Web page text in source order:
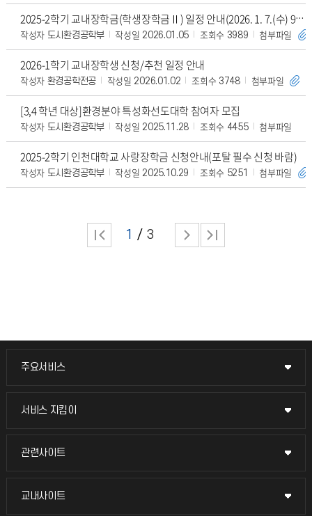
2025-2학기 교내장학금(학생장학금Ⅱ) 일정 안내(2026. 1. 7.(수) 9:00 ~
작성자 도시환경공학부 작성일 2026.01.05 조회수 3989 첨부파일
2026-1학기 교내장학생 신청/추천 일정 안내
작성자 환경공학전공 작성일 2026.01.02 조회수 3748 첨부파일
[3,4 학년 대상]환경분야 특성화선도대학 참여자 모집
작성자 도시환경공학부 작성일 2025.11.28 조회수 4455 첨부파일
2025-2학기 인천대학교 사랑장학금 신청안내(포탈 필수 신청 바람)
작성자 도시환경공학부 작성일 2025.10.29 조회수 5251 첨부파일
1 3
주요서비스
주요서비스
교무회의방송
서비스 지킴이
서비스 지킴이
묻고 답하기
관련사이트
관련사이트
국방헬프콜
교내사이트
교내사이트